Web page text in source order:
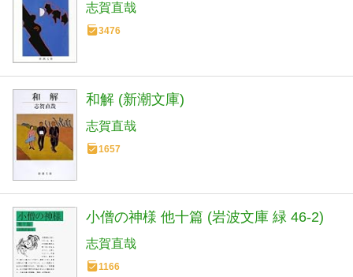
志賀直哉
3476
和解 (新潮文庫)
志賀直哉
1657
小僧の神様 他十篇 (岩波文庫 緑 46-2)
志賀直哉
1166